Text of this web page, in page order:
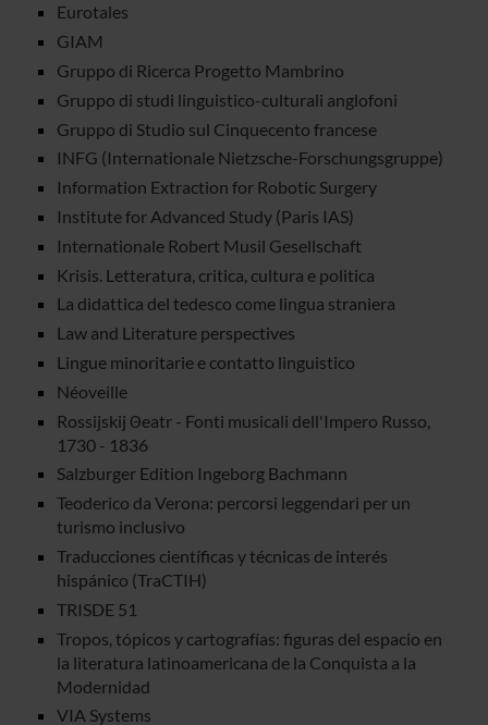
Eurotales
GIAM
Gruppo di Ricerca Progetto Mambrino
Gruppo di studi linguistico-culturali anglofoni
Gruppo di Studio sul Cinquecento francese
INFG (Internationale Nietzsche-Forschungsgruppe)
Information Extraction for Robotic Surgery
Institute for Advanced Study (Paris IAS)
Internationale Robert Musil Gesellschaft
Krisis. Letteratura, critica, cultura e politica
La didattica del tedesco come lingua straniera
Law and Literature perspectives
Lingue minoritarie e contatto linguistico
Néoveille
Rossijskij Θeatr - Fonti musicali dell'Impero Russo,
1730 - 1836
Salzburger Edition Ingeborg Bachmann
Teoderico da Verona: percorsi leggendari per un
turismo inclusivo
Traducciones científicas y técnicas de interés
hispánico (TraCTIH)
TRISDE 51
Tropos, tópicos y cartografías: figuras del espacio en
la literatura latinoamericana de la Conquista a la
Modernidad
VIA Systems